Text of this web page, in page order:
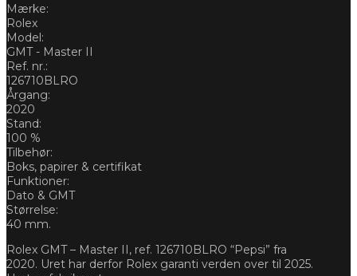
Mærke:
Rolex
Model:
GMT - Master II
Ref. nr.:
126710BLRO
Årgang:
2020
Stand:
100 %
Tilbehør:
Boks, papirer & certifikat
Funktioner:
Dato & GMT
Størrelse:
40 mm.
Rolex GMT – Master II, ref. 126710BLRO “Pepsi” fra
2020. Uret har derfor Rolex garanti verden over til 2025.